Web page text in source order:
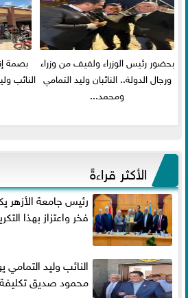
بحضور رئيس الوزراء ولفيف من وزراء
ورجال الدولة.. النائبان وليد التمامي
ومحمد...
بصمة
النائب
الأكثر قراءةً
رئيس جامعة الأزهر
فخر واعتزاز بهذا
النائب وليد التمامي
محمود صديق